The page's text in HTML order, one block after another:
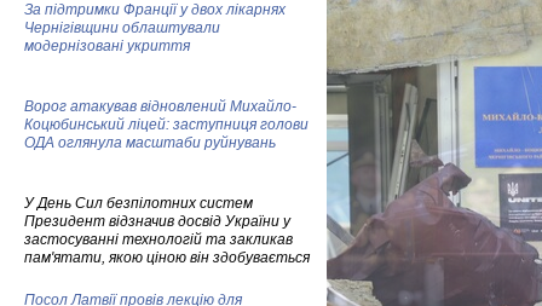
За підтримки Франції у двох лікарнях
Чернігівщини облаштували
модернізовані укриття
Ворог атакував відновлений Михайло-
Коцюбинський ліцей: заступниця голови
ОДА оглянула масштаби руйнувань
У День Сил безпілотних систем
Президент відзначив досвід України у
застосуванні технологій та закликав
пам'ятати, якою ціною він здобувається
Посол Латвії провів лекцію для